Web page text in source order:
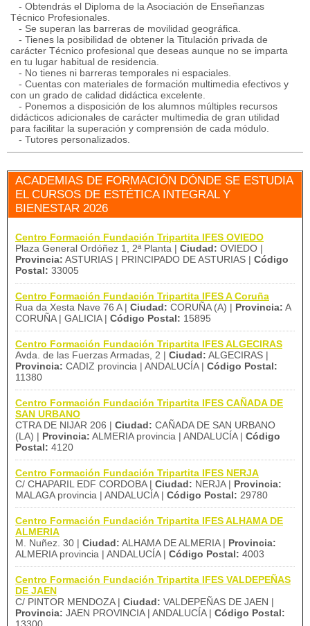
- Obtendrás el Diploma de la Asociación de Enseñanzas
Técnico Profesionales.
- Se superan las barreras de movilidad geográfica.
- Tienes la posibilidad de obtener la Titulación privada de
carácter Técnico profesional que deseas aunque no se imparta
en tu lugar habitual de residencia.
- No tienes ni barreras temporales ni espaciales.
- Cuentas con materiales de formación multimedia efectivos y
con un grado de calidad didáctica excelente.
- Ponemos a disposición de los alumnos múltiples recursos
didácticos adicionales de carácter multimedia de gran utilidad
para facilitar la superación y comprensión de cada módulo.
- Tutores personalizados.
ACADEMIAS DE FORMACIÓN DÓNDE SE ESTUDIA
EL CURSOS DE ESTÉTICA INTEGRAL Y
BIENESTAR 2026
Centro Formación Fundación Tripartita IFES OVIEDO
Plaza General Ordóñez 1, 2ª Planta | Ciudad: OVIEDO |
Provincia: ASTURIAS | PRINCIPADO DE ASTURIAS | Código
Postal: 33005
Centro Formación Fundación Tripartita IFES A Coruña
Rua da Xesta Nave 76 A | Ciudad: CORUÑA (A) | Provincia: A
CORUÑA | GALICIA | Código Postal: 15895
Centro Formación Fundación Tripartita IFES ALGECIRAS
Avda. de las Fuerzas Armadas, 2 | Ciudad: ALGECIRAS |
Provincia: CADIZ provincia | ANDALUCÍA | Código Postal:
11380
Centro Formación Fundación Tripartita IFES CAÑADA DE
SAN URBANO
CTRA DE NIJAR 206 | Ciudad: CAÑADA DE SAN URBANO
(LA) | Provincia: ALMERIA provincia | ANDALUCÍA | Código
Postal: 4120
Centro Formación Fundación Tripartita IFES NERJA
C/ CHAPARIL EDF CORDOBA | Ciudad: NERJA | Provincia:
MALAGA provincia | ANDALUCÍA | Código Postal: 29780
Centro Formación Fundación Tripartita IFES ALHAMA DE
ALMERIA
M. Nuñez. 30 | Ciudad: ALHAMA DE ALMERIA | Provincia:
ALMERIA provincia | ANDALUCÍA | Código Postal: 4003
Centro Formación Fundación Tripartita IFES VALDEPEÑAS
DE JAEN
C/ PINTOR MENDOZA | Ciudad: VALDEPEÑAS DE JAEN |
Provincia: JAEN PROVINCIA | ANDALUCÍA | Código Postal: